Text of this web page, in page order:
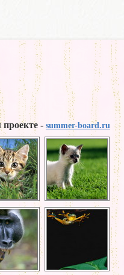
- summer-board.ru